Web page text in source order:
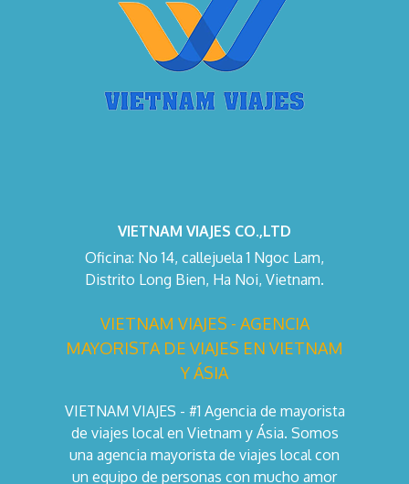
VIETNAM VIAJES CO.,LTD
Oficina: No 14, callejuela 1 Ngoc Lam,
Distrito Long Bien, Ha Noi, Vietnam.
VIETNAM VIAJES - AGENCIA
MAYORISTA DE VIAJES EN VIETNAM
Y ÁSIA
VIETNAM VIAJES - #1 Agencia de mayorista
de viajes local en Vietnam y Ásia. Somos
una agencia mayorista de viajes local con
un equipo de personas con mucho amor